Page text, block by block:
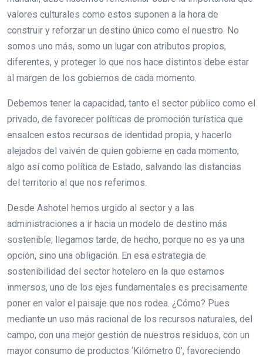
valores culturales como estos suponen a la hora de
construir y reforzar un destino único como el nuestro. No
somos uno más, somo un lugar con atributos propios,
diferentes, y proteger lo que nos hace distintos debe estar
al margen de los gobiernos de cada momento.
Debemos tener la capacidad, tanto el sector público como el
privado, de favorecer políticas de promoción turística que
ensalcen estos recursos de identidad propia, y hacerlo
alejados del vaivén de quien gobierne en cada momento;
algo así como política de Estado, salvando las distancias
del territorio al que nos referimos.
Desde Ashotel hemos urgido al sector y a las
administraciones a ir hacia un modelo de destino más
sostenible; llegamos tarde, de hecho, porque no es ya una
opción, sino una obligación. En esa estrategia de
sostenibilidad del sector hotelero en la que estamos
inmersos, uno de los ejes fundamentales es precisamente
poner en valor el paisaje que nos rodea. ¿Cómo? Pues
mediante un uso más racional de los recursos naturales, del
campo, con una mejor gestión de nuestros residuos, con un
mayor consumo de productos ‘Kilómetro 0’, favoreciendo